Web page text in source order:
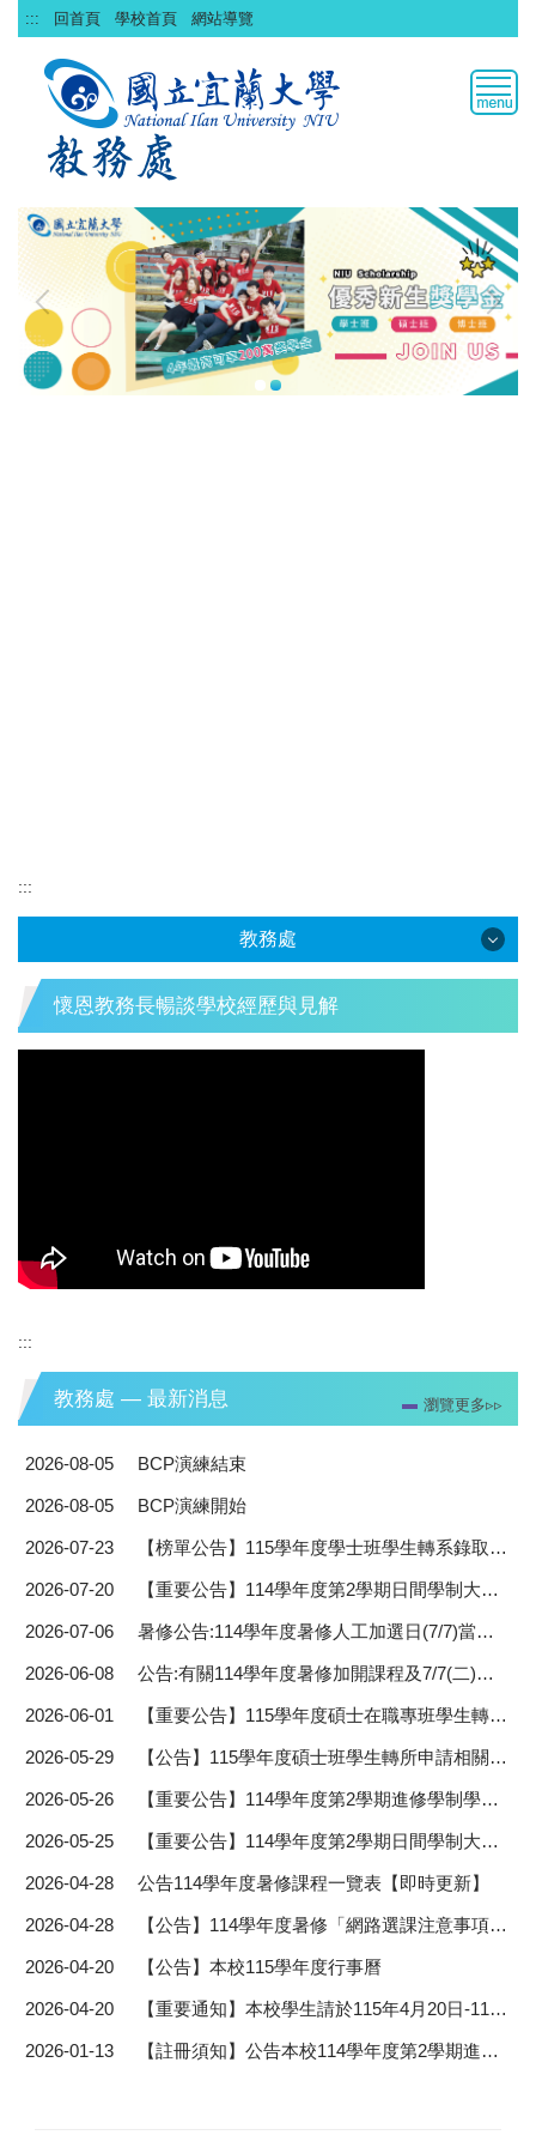
跳
到
::: 回首頁 學校首頁 網站導覽
:::
教務處
教務處
數位學習資源中心
懷恩教務長暢談學校經歷與見解
:::
教務處 — 最新消息
2026-08-05 BCP演練結束
2026-08-05 BCP演練開始
2026-07-23 【榜單公告】115學年度學士班學生轉系錄取名單
2026-07-20 【重要公告】114學年度第2學期日間學制大學部畢業生（暑修後）領取學位證書注意事項
2026-07-06 暑修公告:114學年度暑修人工加選日(7/7)當天注意事項，請詳見公告內容。
2026-06-08 公告:有關114學年度暑修加開課程及7/7(二)暑修人工加選日注意事項，詳如公告請密切注意
2026-06-01 【重要公告】115學年度碩士在職專班學生轉所申請相關事宜
2026-05-29 【公告】115學年度碩士班學生轉所申請相關事宜
2026-05-26 【重要公告】114學年度第2學期進修學制學士班畢業生領取學位證書注意事項
2026-05-25 【重要公告】114學年度第2學期日間學制大學部畢業生領取學位證書注意事項
2026-04-28 公告114學年度暑修課程一覽表【即時更新】
2026-04-28 【公告】114學年度暑修「網路選課注意事項」- 4/30 上午10:00開始選課
2026-04-20 【公告】本校115學年度行事曆
2026-04-20 【重要通知】本校學生請於115年4月20日-115年4月30日上網查對個人畢業資格審核表內容，詳見公告內容。
2026-01-13 【註冊須知】公告本校114學年度第2學期進修學制新生註冊須知
瀏覽更多▹▹